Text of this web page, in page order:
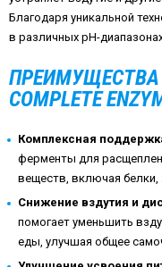
Благодаря уникальной
в различных pH-
ПРЕИМУЩЕСТВА
COMPLETE
Комплексная
ферменты для
веществ, включая
Снижение вздутия и
помогает уменьшить
еды, улучшая общее